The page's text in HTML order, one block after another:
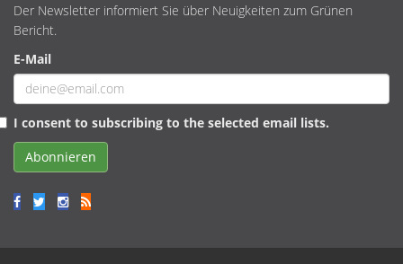
Der Newsletter informiert Sie über Neuigkeiten zum Grünen
Bericht.
E-Mail
I consent to subscribing to the selected email lists.
Abonnieren